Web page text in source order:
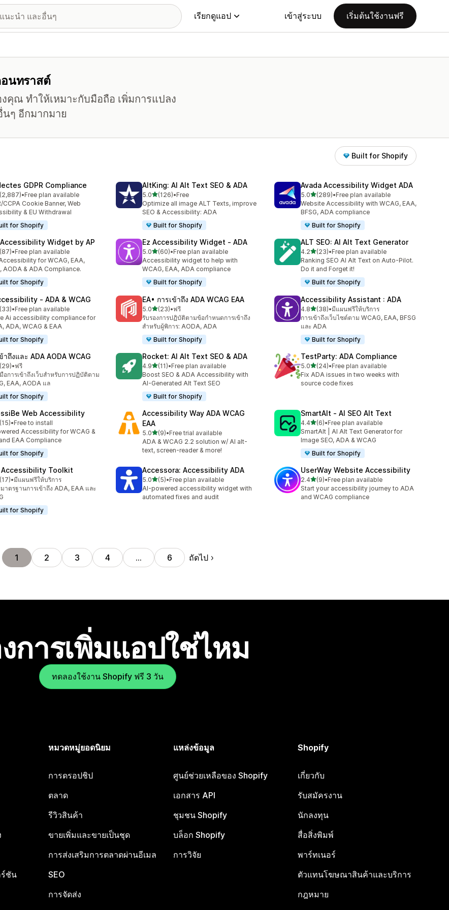
เรียกดูแอป เข้าสู่ระบบ เริ่มต้นใช้งานฟรี
นทราสต์
ณ ทำให้เหมาะกับมือถือ เพิ่มการแปลง
ๆ อีกมากมาย
Built for Shopify
GDPR Compliance
5 ดาว
(2,887)
2887 รีวิว
•Free plan available
CCPA Cookie Banner, Web
& EU Withdrawal
for Shopify
AltKing: AI Alt Text SEO & ADA
5.0เต็ม 5 ดาว
(126)
ทั้งหมด 126 รีวิว
•Free
Optimize all image ALT Texts, improve
SEO & Accessibility: ADA
Built for Shopify
Avada Accessibility Widget ADA
5.0เต็ม 5 ดาว
(289)
ทั้งหมด 289 รีวิว
•Free plan available
Website Accessibility with WCAG, EAA,
BFSG, ADA compliance
Built for Shopify
Accessibility Widget by AP
5 ดาว
(87)
87 รีวิว
•Free plan available
for WCAG, EAA,
AODA & ADA Compliance.
for Shopify
Ez Accessibility Widget ‑ ADA
5.0เต็ม 5 ดาว
(60)
ทั้งหมด 60 รีวิว
•Free plan available
Accessibility widget to help with
WCAG, EAA, ADA compliance
Built for Shopify
ALT SEO: AI Alt Text Generator
4.2เต็ม 5 ดาว
(23)
ทั้งหมด 23 รีวิว
•Free plan available
Ranking SEO AI Alt Text on Auto‑Pilot.
Do it and Forget it!
Built for Shopify
‑ ADA & WCAG
5 ดาว
(33)
33 รีวิว
•Free plan available
Ai accessibility compliance for
ADA, WCAG & EAA
for Shopify
EA• การเข้าถึง ADA WCAG EAA
5.0เต็ม 5 ดาว
(23)
ทั้งหมด 23 รีวิว
•ฟรี
รับรองการปฏิบัติตามข้อกำหนดการเข้าถึง
สำหรับผู้พิการ: AODA, ADA
Built for Shopify
Accessibility Assistant : ADA
4.8เต็ม 5 ดาว
(38)
ทั้งหมด 38 รีวิว
•มีแผนฟรีให้บริการ
การเข้าถึงเว็บไซต์ตาม WCAG, EAA, BFSG
และ ADA
Built for Shopify
าถึงและ ADA AODA WCAG
5 ดาว
(29)
29 รีวิว
•ฟรี
มือการเข้าถึงเว็บสำหรับการปฏิบัติตาม
EAA, AODA แล
for Shopify
Rocket: AI Alt Text SEO & ADA
4.9เต็ม 5 ดาว
(11)
ทั้งหมด 11 รีวิว
•Free plan available
Boost SEO & ADA Accessibility with
AI-Generated Alt Text SEO
Built for Shopify
TestParty: ADA Compliance
5.0เต็ม 5 ดาว
(24)
ทั้งหมด 24 รีวิว
•Free plan available
Fix ADA issues in two weeks with
source code fixes
Web Accessibility
5 ดาว
(15)
15 รีวิว
•Free to install
Accessibility for WCAG &
EAA Compliance
for Shopify
Accessibility Way ADA WCAG
EAA
5.0เต็ม 5 ดาว
(9)
ทั้งหมด 9 รีวิว
•Free trial available
ADA & WCAG 2.2 solution w/ AI alt-
text, screen-reader & more!
SmartAlt ‑ AI SEO Alt Text
4.4เต็ม 5 ดาว
(6)
ทั้งหมด 6 รีวิว
•Free plan available
SmartAlt | AI Alt Text Generator for
Image SEO, ADA & WCAG
Built for Shopify
Accessibility Toolkit
5 ดาว
(17)
17 รีวิว
•มีแผนฟรีให้บริการ
มาตรฐานการเข้าถึง ADA, EAA และ
for Shopify
Accessora: Accessibility ADA
5.0เต็ม 5 ดาว
(5)
ทั้งหมด 5 รีวิว
•Free plan available
AI-powered accessibility widget with
automated fixes and audit
UserWay Website Accessibility
2.4เต็ม 5 ดาว
(9)
ทั้งหมด 9 รีวิว
•Free plan available
Start your accessibility journey to ADA
and WCAG compliance
1 2 3 4 … 6 ถัดไป
การเพิ่มแอปใช่ไหม
ทดลองใช้งาน Shopify ฟรี 3 วัน
ร์ชัน
หมวดหมู่ยอดนิยม
การดรอปชิป
ตลาด
รีวิวสินค้า
ขายเพิ่มและขายเป็นชุด
การส่งเสริมการตลาดผ่านอีเมล
SEO
การจัดส่ง
แหล่งข้อมูล
ศูนย์ช่วยเหลือของ Shopify
เอกสาร API
ชุมชน Shopify
บล็อก Shopify
การวิจัย
Shopify
เกี่ยวกับ
รับสมัครงาน
นักลงทุน
สื่อสิ่งพิมพ์
พาร์ทเนอร์
ตัวแทนโฆษณาสินค้าและบริการ
กฎหมาย